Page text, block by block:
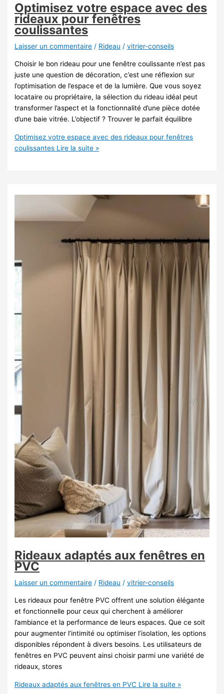
Optimisez votre espace avec des
rideaux pour fenêtres
coulissantes
Laisser un commentaire / Rideau /vitrier-conseils
Choisir le bon rideau pour une fenêtre coulissante n’est pas
juste une question de décoration, c’est une réflexion sur
l’optimisation de l’espace et de la lumière. Que vous soyez
locataire ou propriétaire, la sélection du rideau idéal peut
transformer l’aspect et la fonctionnalité d’une pièce dotée
d’une baie vitrée. L’objectif ? Trouver le parfait équilibre
Optimisez votre espace avec des rideaux pour fenêtres
coulissantes Lire la suite »
Rideaux adaptés aux fenêtres en
PVC
Laisser un commentaire / Rideau /vitrier-conseils
Les rideaux pour fenêtre PVC offrent une solution élégante
et fonctionnelle pour ceux qui cherchent à améliorer
l’ambiance et la performance de leurs espaces. Que ce soit
pour augmenter l’intimité ou optimiser l’isolation, les options
disponibles répondent à divers besoins. Les utilisateurs de
fenêtres en PVC peuvent ainsi choisir parmi une variété de
rideaux, stores
Rideaux adaptés aux fenêtres en PVC Lire la suite »